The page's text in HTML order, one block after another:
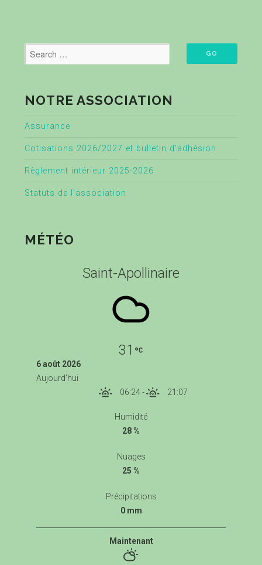
NOTRE ASSOCIATION
Assurance
Cotisations 2026/2027 et bulletin d’adhésion
Règlement intérieur 2025-2026
Statuts de l’association
MÉTÉO
Saint-Apollinaire
31
6 août 2026
Aujourd'hui
06:24- 21:07
Humidité
28 %
Nuages
25 %
Précipitations
0 mm
Maintenant